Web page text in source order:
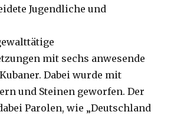
Jugendliche und
mit sechs anwesende
Dabei wurde mit
und Steinen geworfen. Der
Parolen, wie „Deutschland